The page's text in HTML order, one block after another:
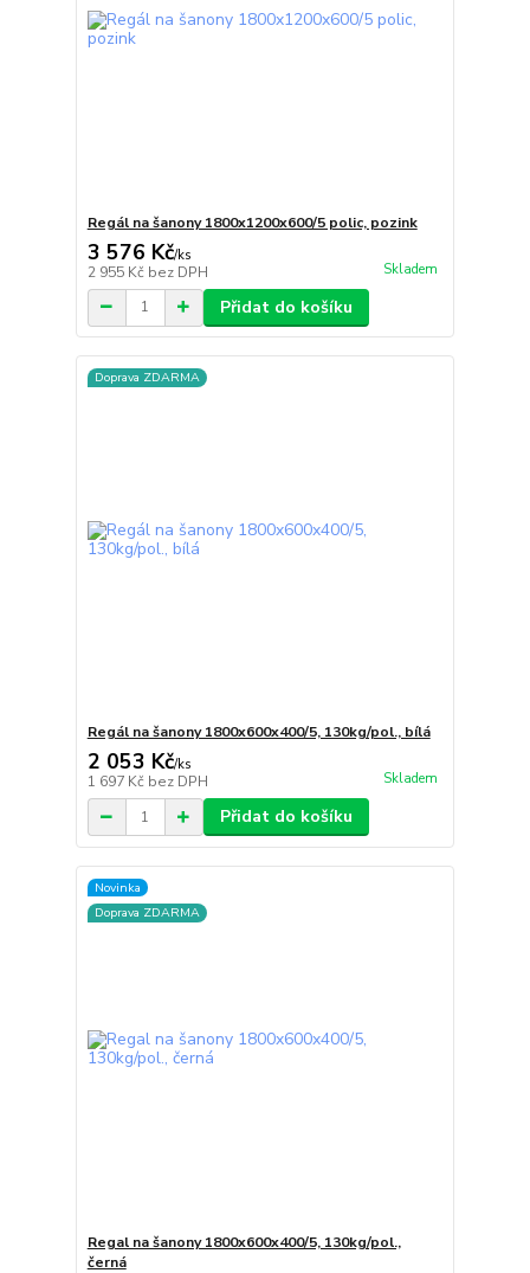
Regál na šanony 1800x1200x600/5 polic, pozink
3 576 Kč/ks
2 955 Kč bez DPH Skladem
Přidat do košíku
Doprava ZDARMA
Regál na šanony 1800x600x400/5, 130kg/pol., bílá
2 053 Kč/ks
1 697 Kč bez DPH Skladem
Přidat do košíku
Novinka
Doprava ZDARMA
Regal na šanony 1800x600x400/5, 130kg/pol.,
černá